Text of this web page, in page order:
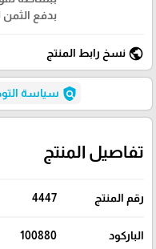
بدفع
public نسخ رابط المنتج
policy سياسة
تفاصيل المنتج
رقم المنتج 4447
الباركود 100880